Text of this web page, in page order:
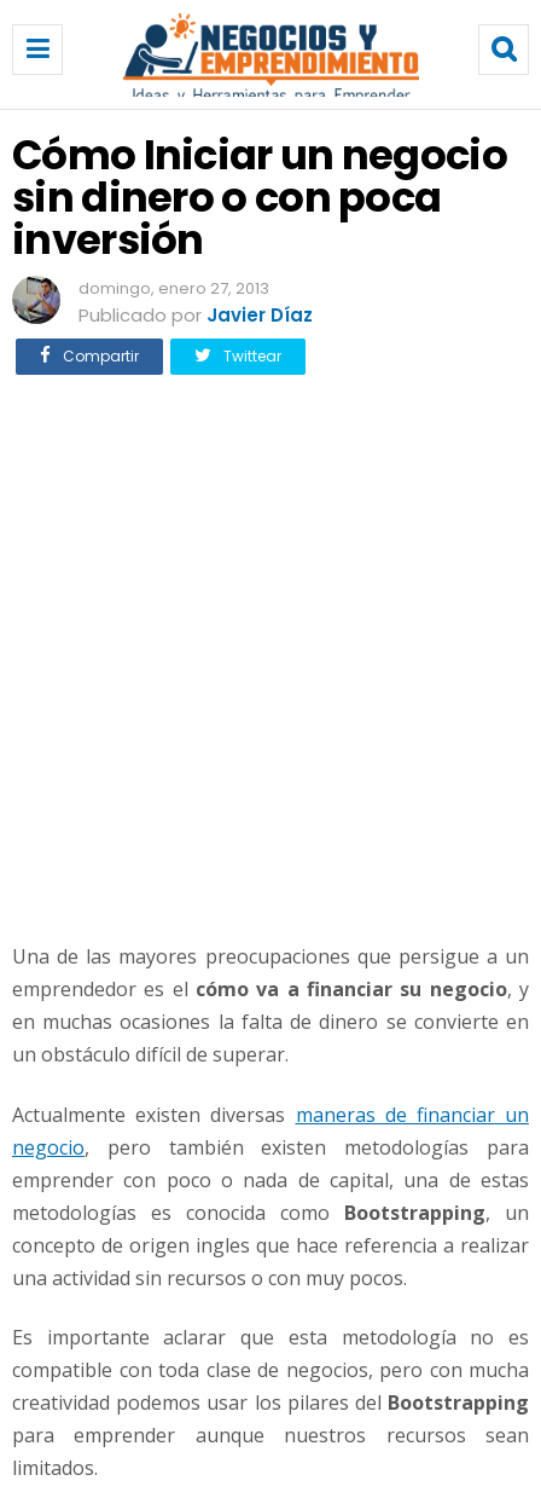
ó
m
o
n
i
c
i
r
u
n
n
c
a
n
v
r
s
ó
n
Cómo Iniciar un negocio
sin dinero o con poca
inversión
domingo, enero 27, 2013
Publicado por Javier Díaz
Compartir Twittear
Una de las mayores preocupaciones que persigue a un
emprendedor es el cómo va a financiar su negocio, y
en muchas ocasiones la falta de dinero se convierte en
un obstáculo difícil de superar.
Actualmente existen diversas maneras de financiar un
negocio, pero también existen metodologías para
emprender con poco o nada de capital, una de estas
metodologías es conocida como Bootstrapping, un
concepto de origen ingles que hace referencia a realizar
una actividad sin recursos o con muy pocos.
Es importante aclarar que esta metodología no es
compatible con toda clase de negocios, pero con mucha
creatividad podemos usar los pilares del Bootstrapping
para emprender aunque nuestros recursos sean
limitados.